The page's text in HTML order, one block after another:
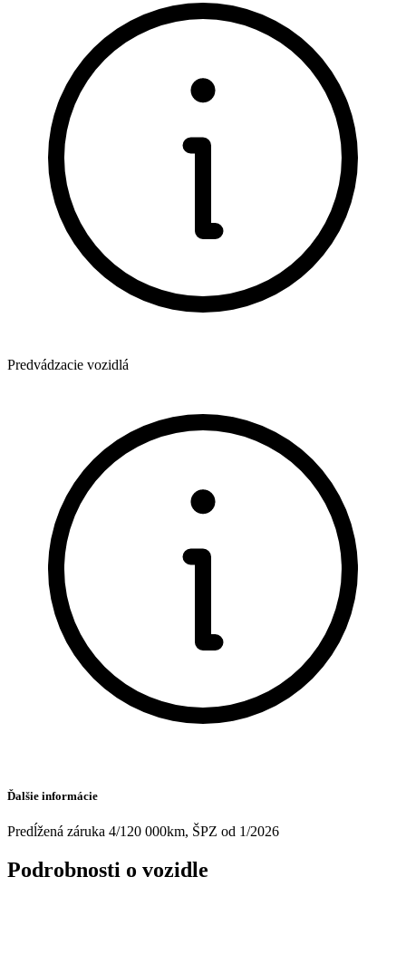
Predvádzacie vozidlá
Ďalšie informácie
Predĺžená záruka 4/120 000km, ŠPZ od 1/2026
Podrobnosti o vozidle